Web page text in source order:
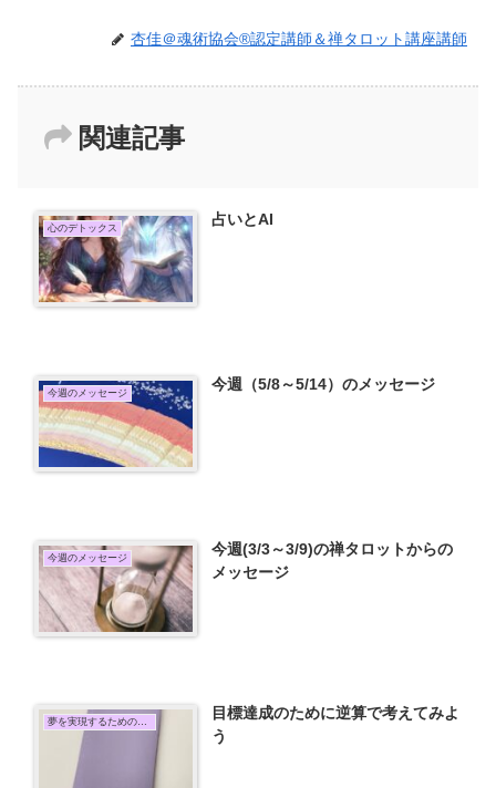
杏佳＠魂術協会®認定講師＆禅タロット講座講師
関連記事
心のデトックス 占いとAI
今週のメッセージ 今週（5/8～5/14）のメッセージ
今週のメッセージ
今週(3/3～3/9)の禅タロットからの
メッセージ
夢を実現するための行動
目標達成のために逆算で考えてみよ
う